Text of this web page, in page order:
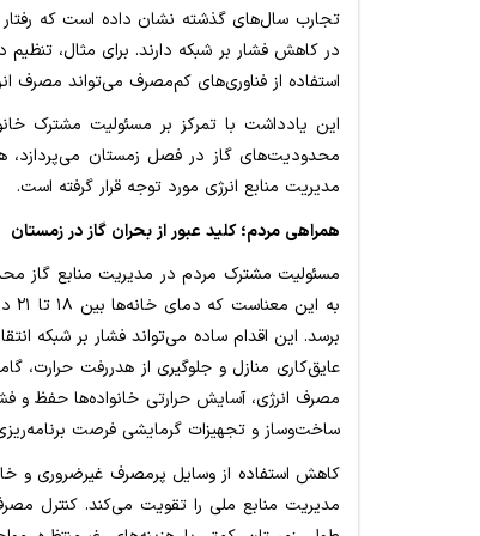
تجارب سال‌های گذشته نشان داده است که رفتار
در کاهش فشار بر شبکه دارند. برای مثال،
استفاده از فناوری‌های کم‌مصرف می‌تواند مصرف
این یادداشت با تمرکز بر مسئولیت مشترک
محدودیت‌های گاز در فصل زمستان می‌پردازد،
مدیریت منابع انرژی مورد توجه قرار گرفته است.
همراهی مردم؛ کلید عبور از بحران گاز در زمستان
مسئولیت مشترک مردم در مدیریت منابع گاز
به
برسد. این اقدام ساده می‌تواند فشار بر شبکه
عایق‌کاری منازل و جلوگیری از هدررفت حرارت،
مصرف انرژی، آسایش حرارتی خانواده‌ها حفظ و
ساخت‌وساز و تجهیزات گرمایشی فرصت
کاهش استفاده از وسایل پرمصرف غیرضروری و
مدیریت منابع ملی را تقویت می‌کند. کنترل